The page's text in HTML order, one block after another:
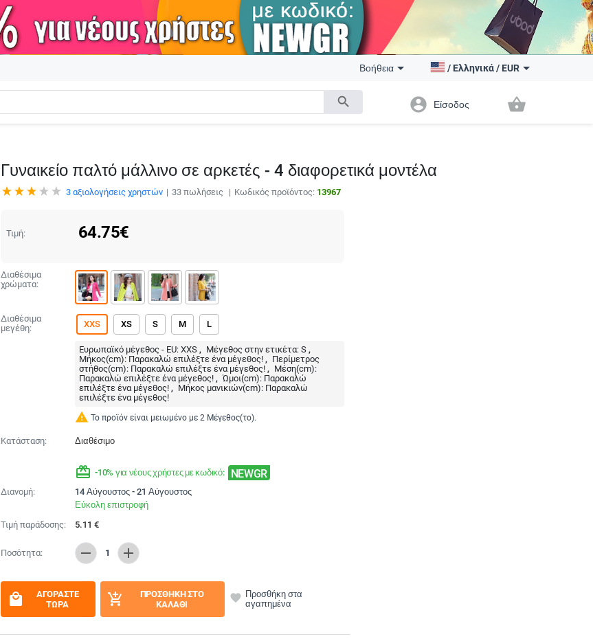
search
Βοήθεια / Ελληνικά/ EUR
account_circle Είσοδος shopping_basket
Γυναικείο παλτό μάλλινο σε αρκετές - 4 διαφορετικά μοντέλα
3αξιολογήσεις χρηστών 33πωλήσεις Κωδικός προϊόντος: 13967
Τιμή: 64.75€
Διαθέσιμα
χρώματα:
Διαθέσιμα
μεγέθη:
XXS XS S M L
Ευρωπαϊκό μέγεθος - EU: XXS Μέγεθος στην ετικέτα: S
Μήκος(cm): Παρακαλώ επιλέξτε ένα μέγεθος!
Περίμετρος
στήθος(cm): Παρακαλώ επιλέξτε ένα μέγεθος!
Μέση(cm):
Παρακαλώ επιλέξτε ένα μέγεθος!
Ώμοι(cm): Παρακαλώ
επιλέξτε ένα μέγεθος!
Μήκος μανικιών(cm): Παρακαλώ
επιλέξτε ένα μέγεθος!
warning Το προϊόν είναι μειωμένο με 2 Μέγεθος(το).
Κατάσταση: Διαθέσιμο
redeem -10% για νέους χρήστες με κωδικό: NEWGR
Διανομή:
14 Αύγουστος - 21 Αύγουστος
Εύκολη επιστροφή
Τιμή παράδοσης:
5.11 €
Ποσότητα: remove 1 add
local_mall
ΑΓΟΡΆΣΤΕ
ΤΏΡΑ
add_shopping_cart
ΠΡΟΣΘΉΚΗ ΣΤΟ
ΚΑΛΆΘΙ
favorite Προσθήκη στα
αγαπημένα